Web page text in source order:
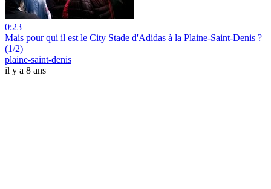
0:23
Mais pour qui il est le City Stade d'Adidas à la Plaine-Saint-Denis ?
(1/2)
plaine-saint-denis
il y a 8 ans